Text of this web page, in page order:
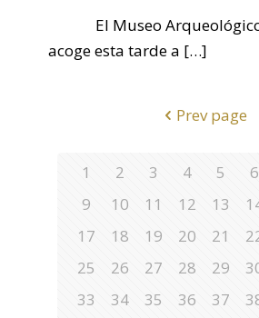
El Museo Arqueológico
acoge esta tarde a […]
Prev page
1 2 3 4 5 6
9
10 11 12 13
17
18 19 20 21
25
26 27 28 29
33
34 35 36 37